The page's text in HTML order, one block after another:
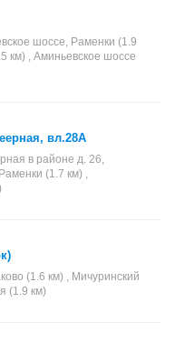
шоссе, Раменки (1.9
км) , Аминьевское шоссе
вл.28А
в районе д. 26,
(1.7 км) ,
(1.6 км) , Мичуринский
(1.9 км)